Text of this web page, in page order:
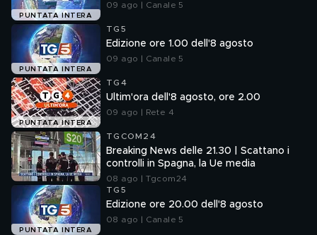
PUNTATA INTERA
09 ago | Canale 5
PUNTATA INTERA
TG5
Edizione ore 1.00 dell'8 agosto
09 ago | Canale 5
PUNTATA INTERA
TG4
Ultim'ora dell'8 agosto, ore 2.00
09 ago | Rete 4
TGCOM24
Breaking News delle 21.30 | Scattano i
controlli in Spagna, la Ue media
08 ago | Tgcom24
PUNTATA INTERA
TG5
Edizione ore 20.00 dell'8 agosto
08 ago | Canale 5